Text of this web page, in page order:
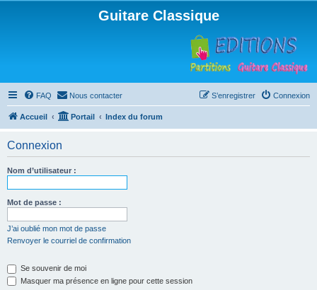
Guitare Classique
FAQ Nous contacter Connexion
S’enregistrer
Accueil Portail Index du forum
Connexion
Nom d’utilisateur :
Mot de passe :
J’ai oublié mon mot de passe
Renvoyer le courriel de confirmation
Se souvenir de moi
Masquer ma présence en ligne pour cette session